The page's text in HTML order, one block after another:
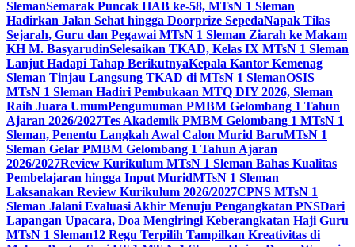
SlemanSemarak Puncak HAB ke-58, MTsN 1 Sleman
Hadirkan Jalan Sehat hingga Doorprize SepedaNapak Tilas
Sejarah, Guru dan Pegawai MTsN 1 Sleman Ziarah ke Makam
KH M. BasyarudinSelesaikan TKAD, Kelas IX MTsN 1 Sleman
Lanjut Hadapi Tahap BerikutnyaKepala Kantor Kemenag
Sleman Tinjau Langsung TKAD di MTsN 1 SlemanOSIS
MTsN 1 Sleman Hadiri Pembukaan MTQ DIY 2026, Sleman
Raih Juara UmumPengumuman PMBM Gelombang 1 Tahun
Ajaran 2026/2027Tes Akademik PMBM Gelombang 1 MTsN 1
Sleman, Penentu Langkah Awal Calon Murid BaruMTsN 1
Sleman Gelar PMBM Gelombang 1 Tahun Ajaran
2026/2027Review Kurikulum MTsN 1 Sleman Bahas Kualitas
Pembelajaran hingga Input MuridMTsN 1 Sleman
Laksanakan Review Kurikulum 2026/2027CPNS MTsN 1
Sleman Jalani Evaluasi Akhir Menuju Pengangkatan PNSDari
Lapangan Upacara, Doa Mengiringi Keberangkatan Haji Guru
MTsN 1 Sleman12 Regu Terpilih Tampilkan Kreativitas di